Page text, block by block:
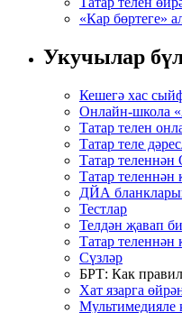
«Кар бөртеге»
Укучылар
Кешегә хас
Онлайн-школа
Татар телен
Татар теле
Татар
Татар
ДЙА
Тестлар
Телдән җавап
Татар теленнән
Сүзләр
БРТ: Как
Хат язарга
Мультимедияле